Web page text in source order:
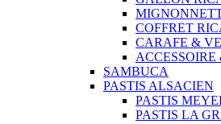
COFFRET
CARAFE &
SAMBUCA
PASTIS ALSACIEN
PASTIS
PASTIS LA